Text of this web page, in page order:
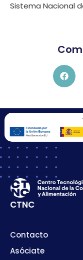
Sistema Nacional
CTNC
Contacto
Asóciate